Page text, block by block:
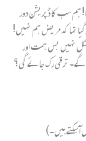
ہم سب کا ڈپریشن دور
تھا کہ مریض ہم نہیں!
نہیں بس ہمت اور
ترقی رک جائے گی؟
آ سکتے ہیں۔)